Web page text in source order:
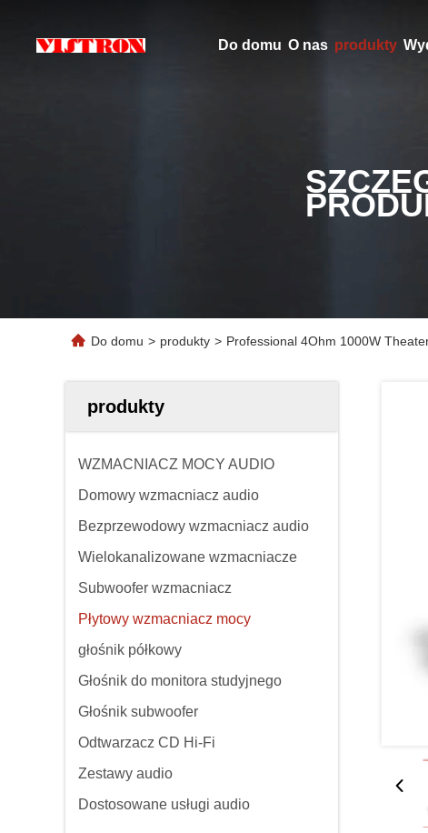
Do domu O nas produkty
Do domu > produkty > Professional 4Ohm 1000W
produkty
WZMACNIACZ MOCY AUDIO
Domowy wzmacniacz audio
Bezprzewodowy wzmacniacz audio
Wielokanalizowane wzmacniacze
Subwoofer wzmacniacz
Płytowy wzmacniacz mocy
głośnik półkowy
Głośnik do monitora studyjnego
Głośnik subwoofer
Odtwarzacz CD Hi-Fi
Zestawy audio
Dostosowane usługi audio